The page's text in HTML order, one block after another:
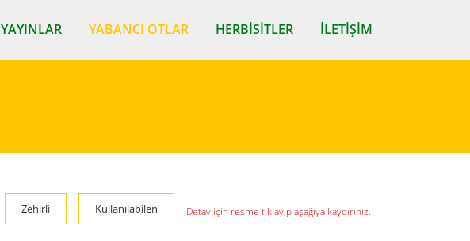
YAYINLAR YABANCI OTLAR HERBISITLER İLETIŞIM
Zehirli Kullanılabilen Detay için resme tıklayıp aşağıya kaydırınız.